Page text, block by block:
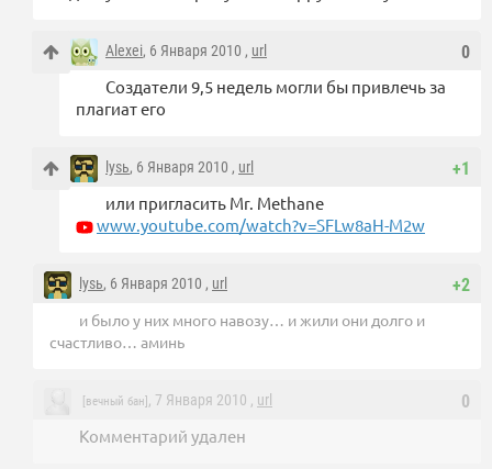
0
Alexei, 6 Января 2010 , url
Создатели 9,5 недель могли бы привлечь за
плагиат его
+1
lysь, 6 Января 2010 , url
или пригласить Mr. Methane
www.youtube.com/watch?v=SFLw8aH-M2w
+2
lysь, 6 Января 2010 , url
и было у них много навозу… и жили они долго и
счастливо… аминь
0
[вечный бан] , 7 Января 2010 , url
Комментарий удален